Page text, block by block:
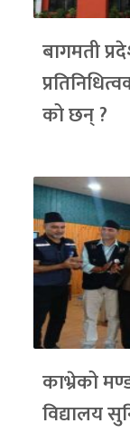
बागमती
को छन् ?
काभ्रेको
विद्यालय